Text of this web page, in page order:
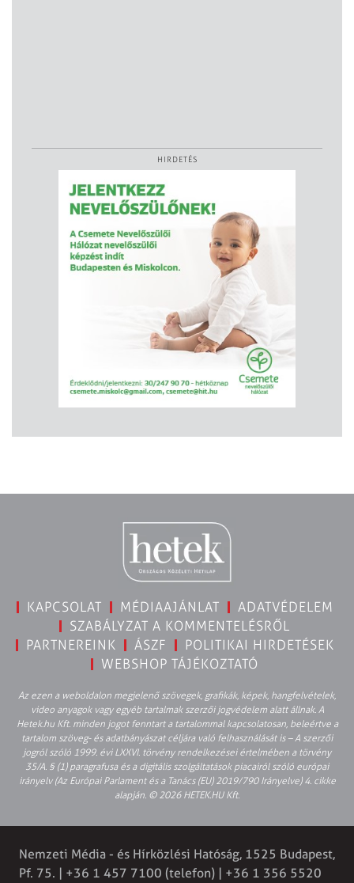
HIRDETÉS
KAPCSOLAT MÉDIAAJÁNLAT
ADATVÉDELEM
SZABÁLYZAT A KOMMENTELÉSRŐL
PARTNEREINK
ÁSZF
POLITIKAI HIRDETÉSEK
WEBSHOP TÁJÉKOZTATÓ
Az ezen a weboldalon megjelenő szövegek, grafikák, képek, hangfelvételek,
video anyagok vagy egyéb tartalmak szerzői jogvédelem alatt állnak. A
Hetek.hu Kft. minden jogot fenntart a tartalommal kapcsolatosan, beleértve a
tartalom szöveg- és adatbányászat céljára való felhasználását is – A szerzői
jogról szóló 1999. évi LXXVI. törvény rendelkezései értelmében a törvény
35/A. § (1) paragrafusa és a digitális szolgáltatások piacairól szóló európai
irányelv (Az Európai Parlament és a Tanács (EU) 2019/790 Irányelve) 4. cikke
alapján. © 2026 HETEK.HU Kft.
Nemzeti Média - és Hírközlési Hatóság, 1525 Budapest,
Pf. 75. | +36 1 457 7100 (telefon) | +36 1 356 5520